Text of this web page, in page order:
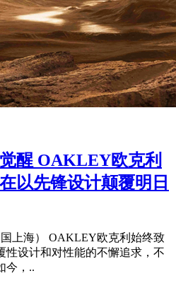
醒 OAKLEY欧克利
以先锋设计颠覆明日
国上海） OAKLEY欧克利始终致
性设计和对性能的不懈追求，不
今，..